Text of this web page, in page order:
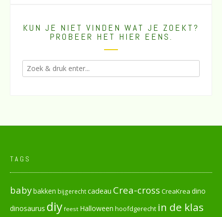
KUN JE NIET VINDEN WAT JE ZOEKT?
PROBEER HET HIER EENS.
TAGS
babybakken bijgerechtcadeau Crea-cross CreaKrea dino
dinosaurus diy feest Halloween hoofdgerecht in de klas